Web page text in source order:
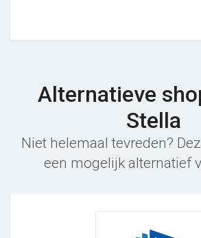
Alternatieve
Stella
Niet helemaal tevreden?
een mogelijk alternatief